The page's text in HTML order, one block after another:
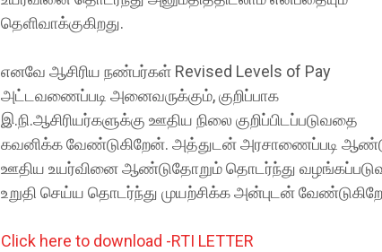
தெளிவாக்குகிறது.
எனவே ஆசிரிய நண்பர்கள் Revised Levels of Pay
அட்டவணைப்படி அனைவருக்கும், குறிப்பாக
இ.நி.ஆசிரியர்களுக்கு ஊதிய நிலை குறிப்பிடப்படுவதை
கவனிக்க வேண்டுகிறேன். அத்துடன் அரசாணைப்படி
ஊதிய உயர்வினை ஆண்டுதோறும் தொடர்ந்து
உறுதி செய்ய தொடர்ந்து முயற்சிக்க அன்புடன்
Click here to download -RTI LETTER